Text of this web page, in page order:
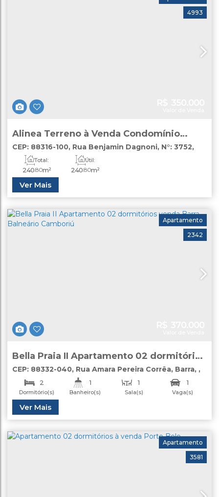
4993
Alinea Terreno à Venda Condomínio
Fechado Itajaí
CEP: 88316-100, Rua Benjamin Dagnoni, N°: 3752,
lote ,Itajaí Santa Catarina Brasil
Total:
240.80m²
Útil:
240.80m²
Ver Mais
2342
Apartamento
Bella Praia II Apartamento 02 dormitórios
venda Barra Balneário Camboriú
CEP: 88332-040, Rua Amara Pereira Corrêa, Barra ,
Balneário Camboriú
Santa Catarina Brasil
2
Dormitório(s)
1
Banheiro(s)
1
Sala(s)
1
Vaga(s)
Útil:
52 .00m²
Ver Mais
3581
Apartamento